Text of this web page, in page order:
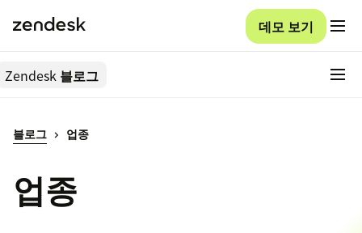
데모 보기
Zendesk 블로그
블로그 업종
업종